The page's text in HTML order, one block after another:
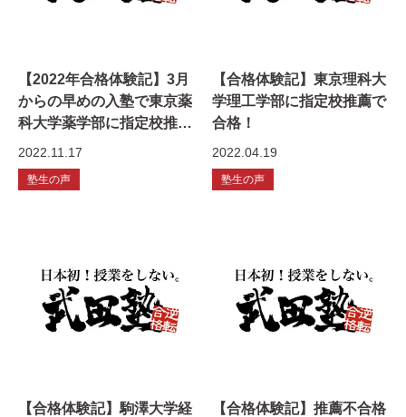
【2022年合格体験記】3月
からの早めの入塾で東京薬
科大学薬学部に指定校推薦
合格
2022.11.17
塾生の声
【合格体験記】東京理科大
学理工学部に指定校推薦で
合格！
2022.04.19
塾生の声
【合格体験記】駒澤大学経
【合格体験記】推薦不合格